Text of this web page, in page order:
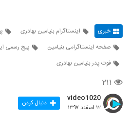
خبری اینستاگرام بنیامین بهادری
صفحه اینستاگرامی بنیامین
پیج رسمی
فوت پدر بنیامین بهادری
۲۱۱
video1020
۱۲ اسفند ۱۳۹۷ دنبال کردن